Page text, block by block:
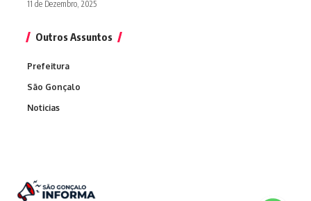
11 de Dezembro, 2025
Outros Assuntos
Prefeitura
São Gonçalo
Noticias